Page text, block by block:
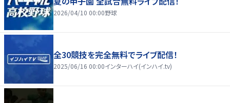
2026/04/10 00:00野球
全30競技を完全無料でライブ配信！
2025/06/16 00:00インターハイ(インハイ.tv)